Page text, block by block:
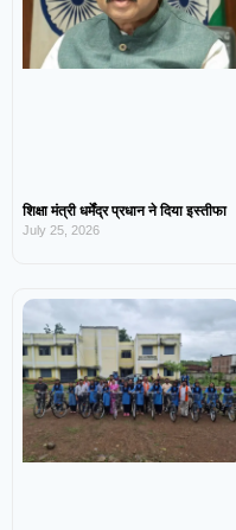
शिक्षा मंत्री धर्मेंद्र प्रधान ने दिया इस्तीफा
July 25, 2026